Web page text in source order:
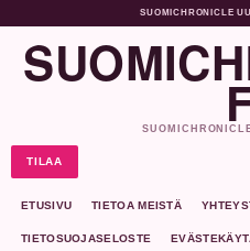
SUOMICHRONICLE
TILAA
ETUSIVU TIETOA MEISTÄ
TIETOSUOJASELOSTE